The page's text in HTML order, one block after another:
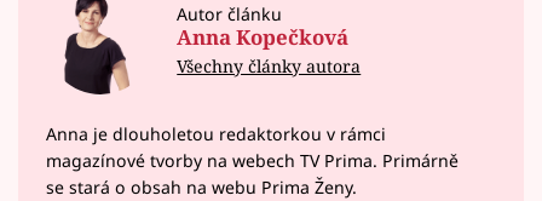
Autor článku
Anna Kopečková
Všechny články autora
Anna je dlouholetou redaktorkou v rámci
magazínové tvorby na webech TV Prima. Primárně
se stará o obsah na webu Prima Ženy.